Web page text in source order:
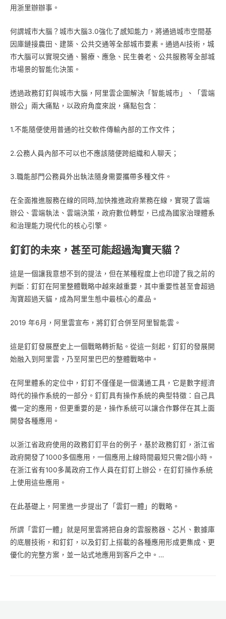
用浙里辦辦事。
何謂城市大腦？城市大腦3.0強化了感知能力，將通過城市空間基
因庫鏈接農田、建築、公共交通等全部城市要素。通過AI技術，城
市大腦可以實現交通、醫療、應急、民生養老、公共服務等全部城
市場景的智能化決策。
透過政務釘釘與城市大腦，阿里雲企圖解決「智能城市」、「雲端
辦公」兩大痛點，以政府角度來說，痛點包含：
1.不能隨便使用普通的社交軟件傳輸內部的工作文件；
2.公務人員內部不可以也不應該隨便跨組織和人聊天；
3.職能部門公務員外出執法隨身需要攜帶多種文件。
在全面推進服務在線的同時,加快推進政府業務在線，實現了雲端
辦公、雲端執法、雲端決策，政府數位轉型，已成為國家治理體系
和治理能力現代化的核心引擎。
釘釘的未來，甚至可能超過淘寶天貓？
這是一個讓我意想不到的提法，但在某種程度上也印證了我之前的
判斷：釘釘在阿里整體戰略中越來越重要，其中重要性甚至會超過
淘寶超過天貓，成為阿里生態中最核心的產品。
2019 年6月，阿里雲宣布，將釘釘合併至阿里智能雲。
這是釘釘發展歷史上一個戰略轉折點。從這一刻起，釘釘的發展開
始融入到阿里雲，乃至阿里巴巴的整體戰略中。
在阿里體系的定位中，釘釘不僅僅是一個溝通工具，它是數字經濟
時代的操作系統的一部分。釘釘具有操作系統的典型特徵：自己具
備一定的應用，但更重要的是，操作系統可以讓合作夥伴在其上面
開發各種應用。
以浙江省政府使用的政務釘釘平台的例子，基於政務釘釘，浙江省
政府開發了1000多個應用，一個應用上線時間最短只需2個小時。
在浙江省有100多萬政府工作人員在釘釘上辦公，在釘釘操作系統
上使用這些應用。
在此基礎上，阿里進一步提出了「雲釘一體」的戰略。
所謂「雲釘一體」就是阿里雲將把自身的雲服務器、芯片、數據庫
的底層技術，和釘釘，以及釘釘上搭載的各種應用形成更集成、更
優化的完整方案，並一站式地應用到客戶之中。…